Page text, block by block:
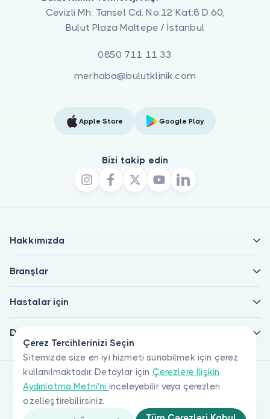
Çerez Tercihlerinizi Seçin
Sitemizde size en iyi hizmeti sunabilmek için çerez
kullanılmaktadır. Detaylar için Çerezlere İlişkin
Aydınlatma Metni'ni inceleyebilir veya çerezleri
özelleştirebilirsiniz.
Cevizli Mh. Tansel Cd. No:12 Kat:8 D:60,
Bulut Plaza Maltepe / İstanbul
0850 711 11 33
merhaba@bulutklinik.com
Apple Store Google Play
Bizi takip edin
Hakkımızda
Branşlar
Hastalar için
Doktorlar için